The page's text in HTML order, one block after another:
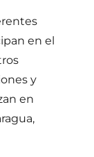
en el
y
en